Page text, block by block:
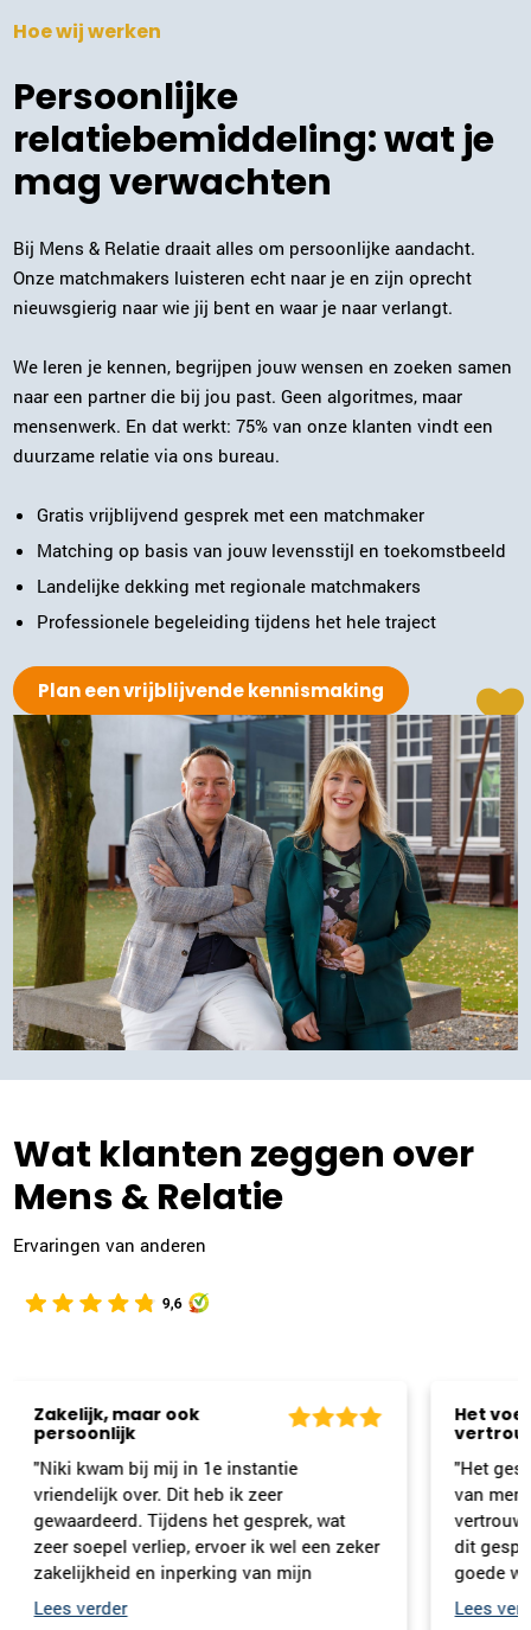
Hoe wij werken
Persoonlijke
relatiebemiddeling: wat je
mag verwachten
Bij Mens & Relatie draait alles om persoonlijke aandacht.
Onze matchmakers luisteren echt naar je en zijn oprecht
nieuwsgierig naar wie jij bent en waar je naar verlangt.
We leren je kennen, begrijpen jouw wensen en zoeken samen
naar een partner die bij jou past. Geen algoritmes, maar
mensenwerk. En dat werkt: 75% van onze klanten vindt een
duurzame relatie via ons bureau.
Gratis vrijblijvend gesprek met een matchmaker
Matching op basis van jouw levensstijl en toekomstbeeld
Landelijke dekking met regionale matchmakers
Professionele begeleiding tijdens het hele traject
Plan een vrijblijvende kennismaking
Wat klanten zeggen over
Mens & Relatie
Ervaringen van anderen
Het voelde veilig en
vertrouwd
"Het gesprek wat ik had tijdens de intake
van mens & relatie was prettig, voelde
vertrouwd en veilig. De samenvatting van
dit gesprek die ik kreeg toegestuurd een
goede weergave van wat we hadden
besproken."
De
een
Niki
en
en het
ruim